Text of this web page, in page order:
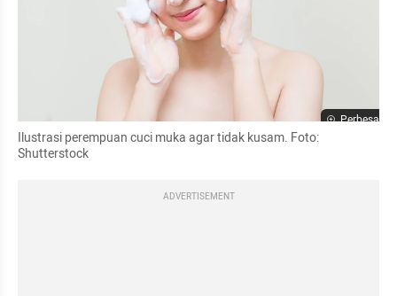
Perbesar
Ilustrasi perempuan cuci muka agar tidak kusam. Foto:
Shutterstock
ADVERTISEMENT